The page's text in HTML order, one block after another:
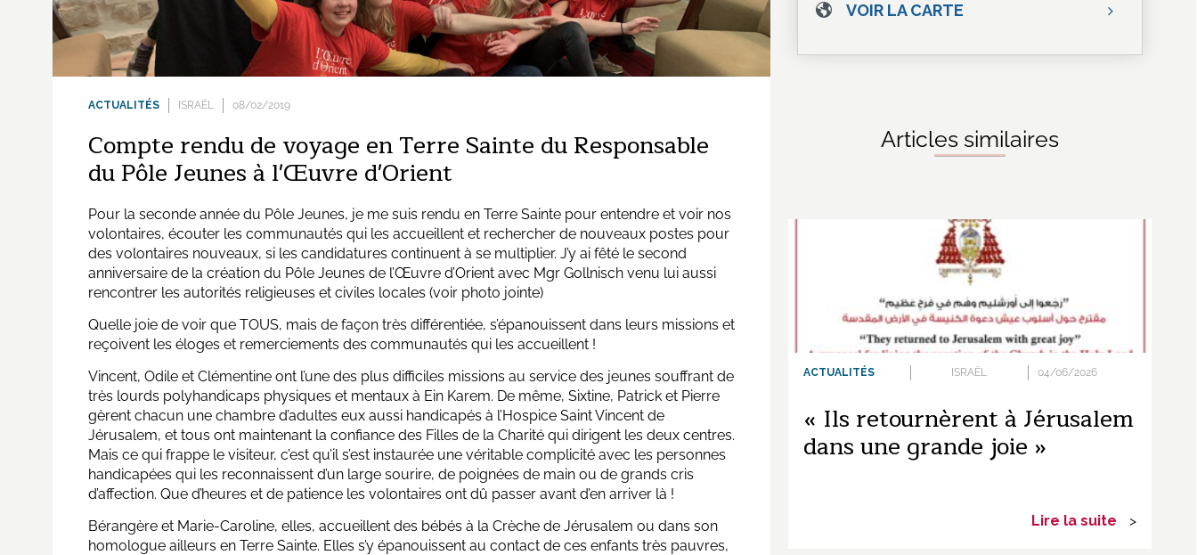
ACTUALITÉS ISRAËL 08/02/2019
Compte rendu de voyage en Terre Sainte du Responsable
du Pôle Jeunes à l'Œuvre d'Orient
Pour la seconde année du Pôle Jeunes, je me suis rendu en Terre Sainte pour entendre et voir nos
volontaires, écouter les communautés qui les accueillent et rechercher de nouveaux postes pour
des volontaires nouveaux, si les candidatures continuent à se multiplier. J’y ai fêté le second
anniversaire de la création du Pôle Jeunes de l’Œuvre d’Orient avec Mgr Gollnisch venu lui aussi
rencontrer les autorités religieuses et civiles locales (voir photo jointe)
Quelle joie de voir que TOUS, mais de façon très différentiée, s’épanouissent dans leurs missions et
reçoivent les éloges et remerciements des communautés qui les accueillent !
Vincent, Odile et Clémentine ont l’une des plus difficiles missions au service des jeunes souffrant de
très lourds polyhandicaps physiques et mentaux à Ein Karem. De même, Sixtine, Patrick et Pierre
gèrent chacun une chambre d’adultes eux aussi handicapés à l’Hospice Saint Vincent de
Jérusalem, et tous ont maintenant la confiance des Filles de la Charité qui dirigent les deux centres.
Mais ce qui frappe le visiteur, c’est qu’il s’est instaurée une véritable complicité avec les personnes
handicapées qui les reconnaissent d’un large sourire, de poignées de main ou de grands cris
d’affection. Que d’heures et de patience les volontaires ont dû passer avant d’en arriver là !
Bérangère et Marie-Caroline, elles, accueillent des bébés à la Crèche de Jérusalem ou dans son
homologue ailleurs en Terre Sainte. Elles s’y épanouissent au contact de ces enfants très pauvres,
VOIR LA CARTE
Articles similaires
ACTUALITÉS ISRAËL 04/06/2026
« Ils retournèrent à Jérusalem
dans une grande joie »
Lire la suite >